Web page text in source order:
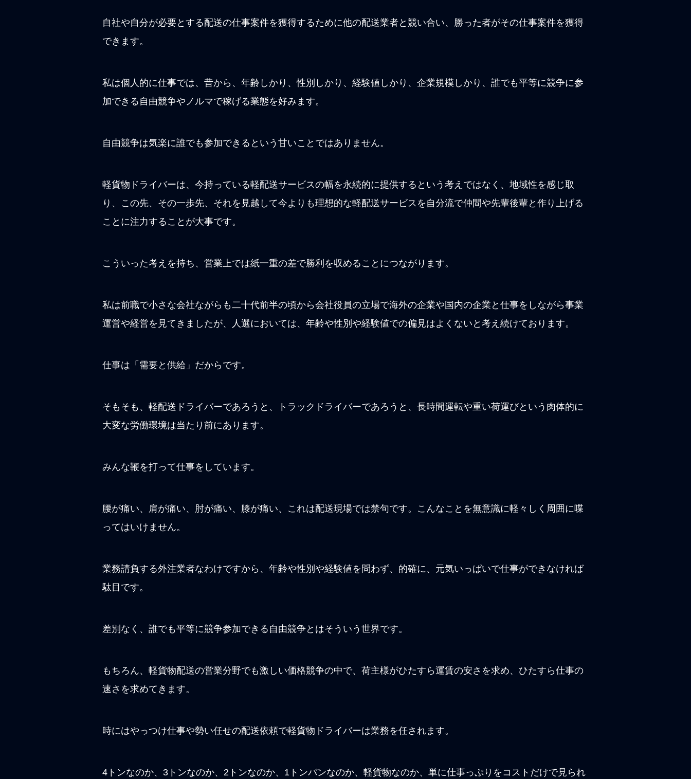
自社や自分が必要とする配送の仕事案件を獲得するために他の配送業者と競い合い、勝った者がその仕事案件を獲得
できます。
私は個人的に仕事では、昔から、年齢しかり、性別しかり、経験値しかり、企業規模しかり、誰でも平等に競争に参
加できる自由競争やノルマで稼げる業態を好みます。
自由競争は気楽に誰でも参加できるという甘いことではありません。
軽貨物ドライバーは、今持っている軽配送サービスの幅を永続的に提供するという考えではなく、地域性を感じ取
り、この先、その一歩先、それを見越して今よりも理想的な軽配送サービスを自分流で仲間や先輩後輩と作り上げる
ことに注力することが大事です。
こういった考えを持ち、営業上では紙一重の差で勝利を収めることにつながります。
私は前職で小さな会社ながらも二十代前半の頃から会社役員の立場で海外の企業や国内の企業と仕事をしながら事業
運営や経営を見てきましたが、人選においては、年齢や性別や経験値での偏見はよくないと考え続けております。
仕事は「需要と供給」だからです。
そもそも、軽配送ドライバーであろうと、トラックドライバーであろうと、長時間運転や重い荷運びという肉体的に
大変な労働環境は当たり前にあります。
みんな鞭を打って仕事をしています。
腰が痛い、肩が痛い、肘が痛い、膝が痛い、これは配送現場では禁句です。こんなことを無意識に軽々しく周囲に喋
ってはいけません。
業務請負する外注業者なわけですから、年齢や性別や経験値を問わず、的確に、元気いっぱいで仕事ができなければ
駄目です。
差別なく、誰でも平等に競争参加できる自由競争とはそういう世界です。
もちろん、軽貨物配送の営業分野でも激しい価格競争の中で、荷主様がひたすら運賃の安さを求め、ひたすら仕事の
速さを求めてきます。
時にはやっつけ仕事や勢い任せの配送依頼で軽貨物ドライバーは業務を任されます。
4トンなのか、3トンなのか、2トンなのか、1トンバンなのか、軽貨物なのか、単に仕事っぷりをコストだけで見られ